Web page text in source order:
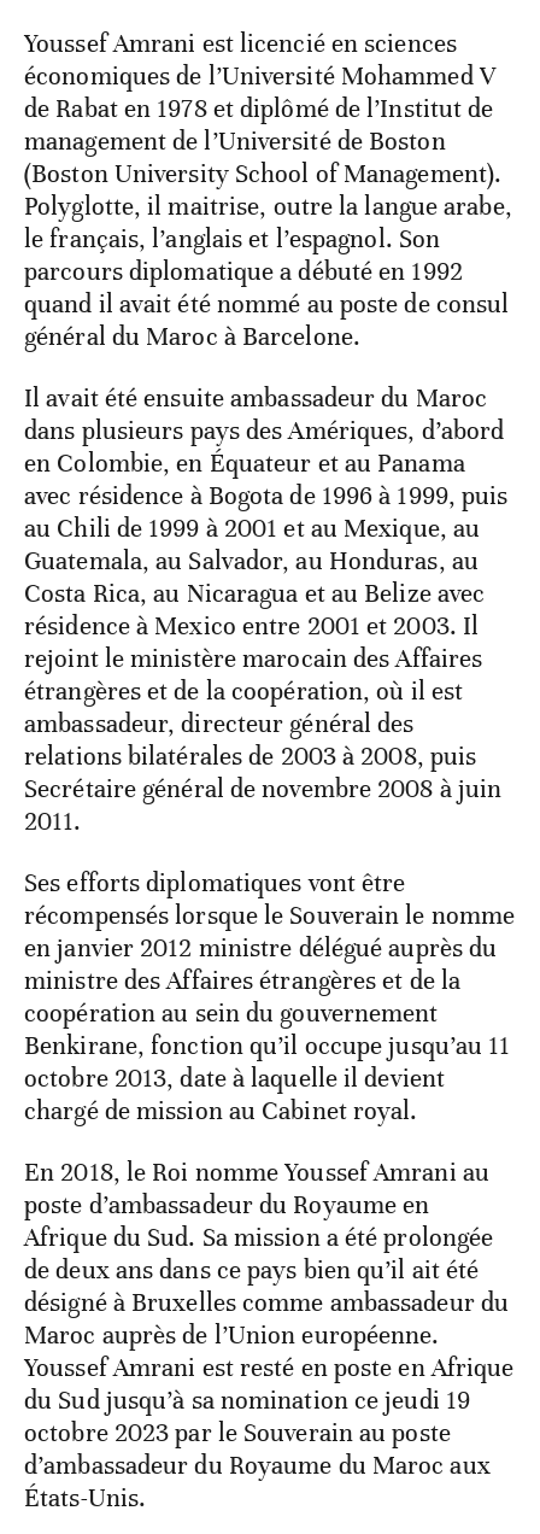
Youssef Amrani est licencié en sciences
économiques de l’Université Mohammed V
de Rabat en 1978 et diplômé de l’Institut de
management de l’Université de Boston
(Boston University School of Management).
Polyglotte, il maitrise, outre la langue arabe,
le français, l’anglais et l’espagnol. Son
parcours diplomatique a débuté en 1992
quand il avait été nommé au poste de consul
général du Maroc à Barcelone.
Il avait été ensuite ambassadeur du Maroc
dans plusieurs pays des Amériques, d’abord
en Colombie, en Équateur et au Panama
avec résidence à Bogota de 1996 à 1999, puis
au Chili de 1999 à 2001 et au Mexique, au
Guatemala, au Salvador, au Honduras, au
Costa Rica, au Nicaragua et au Belize avec
résidence à Mexico entre 2001 et 2003. Il
rejoint le ministère marocain des Affaires
étrangères et de la coopération, où il est
ambassadeur, directeur général des
relations bilatérales de 2003 à 2008, puis
Secrétaire général de novembre 2008 à juin
2011.
Ses efforts diplomatiques vont être
récompensés lorsque le Souverain le nomme
en janvier 2012 ministre délégué auprès du
ministre des Affaires étrangères et de la
coopération au sein du gouvernement
Benkirane, fonction qu’il occupe jusqu’au 11
octobre 2013, date à laquelle il devient
chargé de mission au Cabinet royal.
En 2018, le Roi nomme Youssef Amrani au
poste d’ambassadeur du Royaume en
Afrique du Sud. Sa mission a été prolongée
de deux ans dans ce pays bien qu’il ait été
désigné à Bruxelles comme ambassadeur du
Maroc auprès de l’Union européenne.
Youssef Amrani est resté en poste en Afrique
du Sud jusqu’à sa nomination ce jeudi 19
octobre 2023 par le Souverain au poste
d’ambassadeur du Royaume du Maroc aux
États-Unis.